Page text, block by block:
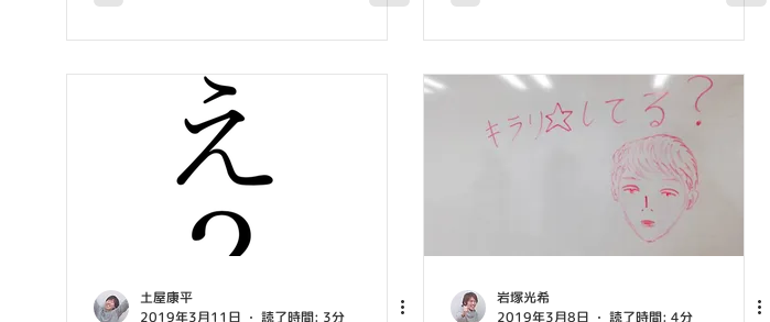
土屋康平
2019年3月11日
読了時間: 3分
岩塚光希
2019年3月8日
読了時間: 4分